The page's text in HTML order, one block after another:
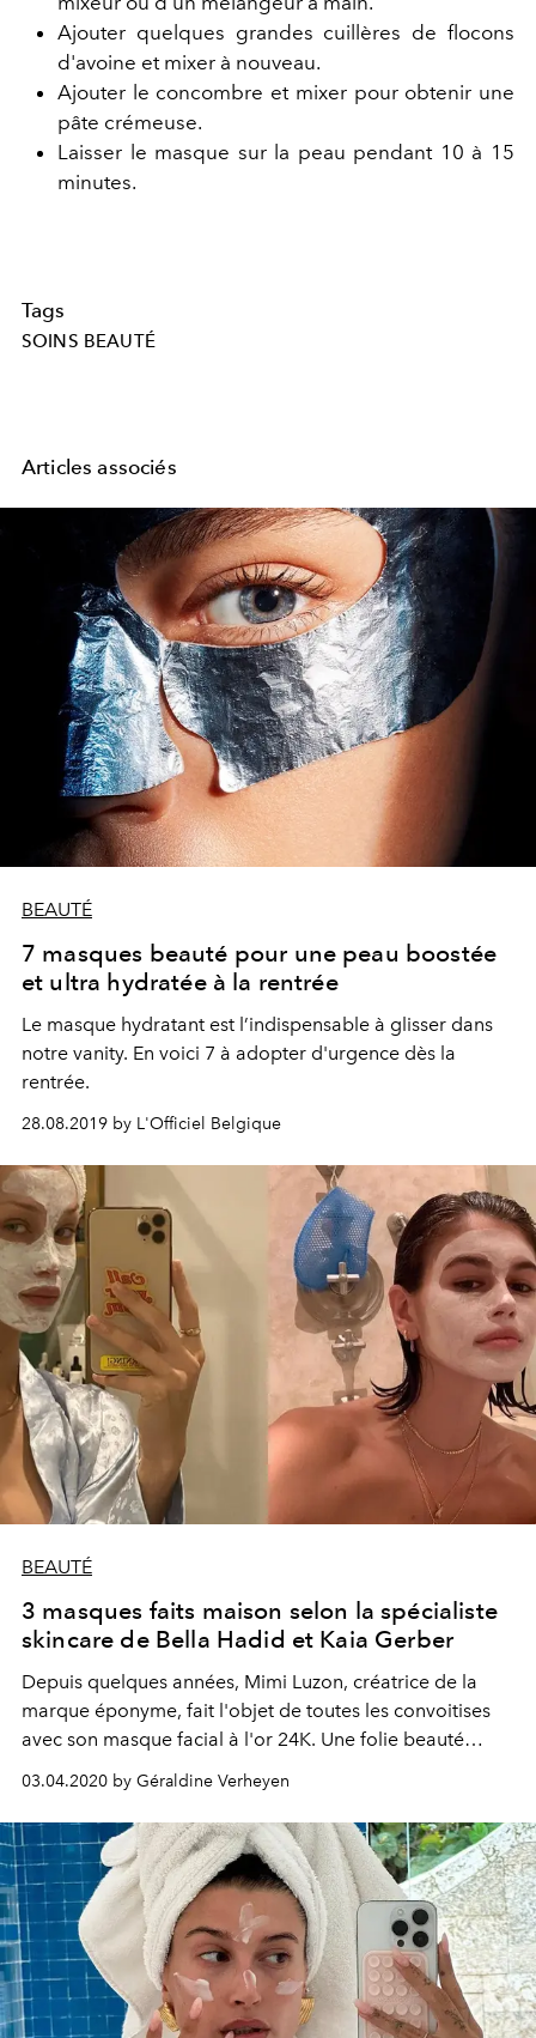
Ajouter quelques grandes cuillères de flocons
d'avoine et mixer à nouveau.
Ajouter le concombre et mixer pour obtenir une
pâte crémeuse.
Laisser le masque sur la peau pendant 10 à 15
minutes.
Tags
SOINS BEAUTÉ
Articles associés
BEAUTÉ
7 masques beauté pour une peau boostée
et ultra hydratée à la rentrée
Le masque hydratant est l’indispensable à glisser dans
notre vanity. En voici 7 à adopter d'urgence dès la
rentrée.
28.08.2019 by L'Officiel Belgique
BEAUTÉ
3 masques faits maison selon la spécialiste
skincare de Bella Hadid et Kaia Gerber
Depuis quelques années, Mimi Luzon, créatrice de la
marque éponyme, fait l'objet de toutes les convoitises
avec son masque facial à l'or 24K. Une folie beauté
Gerber ou Bella Hadid. En période de quarantaine, la
spécialiste dévoile ses recettes de masques faits maison,
et la routine skincare à mettre en place pour jouir de
tous leurs bienfaits.
03.04.2020 by Géraldine Verheyen